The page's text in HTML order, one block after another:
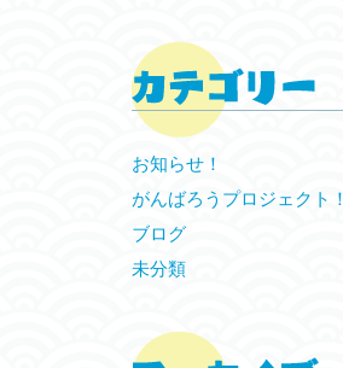
お知らせ！
がんばろうプロジェクト！
ブログ
未分類